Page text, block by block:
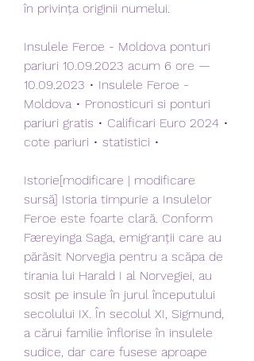
în privința originii numelui.
Insulele Feroe - Moldova ponturi
pariuri 10.09.2023 acum 6 ore —
10.09.2023 • Insulele Feroe -
Moldova • Pronosticuri si ponturi
pariuri gratis • Calificari Euro 2024 •
cote pariuri • statistici •
Istorie[modificare | modificare
sursă] Istoria timpurie a Insulelor
Feroe este foarte clară. Conform
Færeyinga Saga, emigranții care au
părăsit Norvegia pentru a scăpa de
tirania lui Harald I al Norvegiei, au
sosit pe insule în jurul începutului
secolului IX. În secolul XI, Sigmund,
a cărui familie înflorise în insulele
sudice, dar care fusese aproape